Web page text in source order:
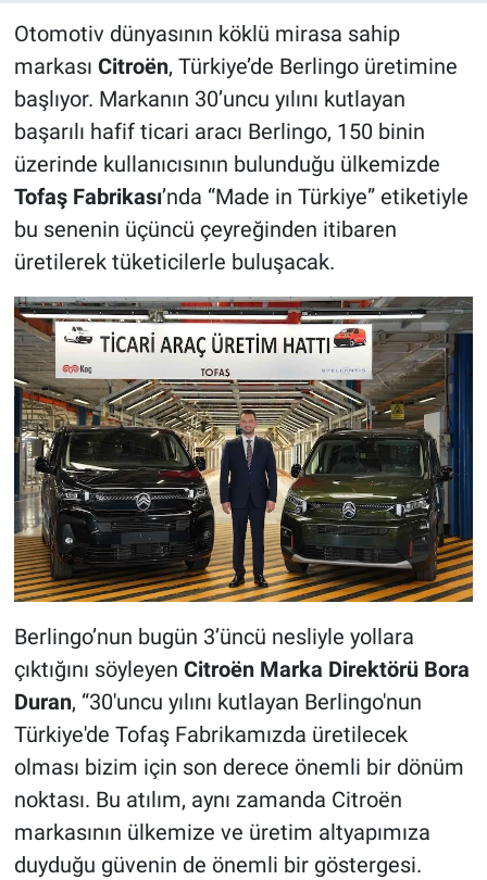
Otomotiv dünyasının köklü mirasa sahip
markası Citroën, Türkiye’de Berlingo üretimine
başlıyor. Markanın 30’uncu yılını kutlayan
başarılı hafif ticari aracı Berlingo, 150 binin
üzerinde kullanıcısının bulunduğu ülkemizde
Tofaş Fabrikası’nda “Made in Türkiye” etiketiyle
bu senenin üçüncü çeyreğinden itibaren
üretilerek tüketicilerle buluşacak.
Berlingo’nun bugün 3’üncü nesliyle yollara
çıktığını söyleyen Citroën Marka Direktörü Bora
Duran, “30'uncu yılını kutlayan Berlingo'nun
Türkiye'de Tofaş Fabrikamızda üretilecek
olması bizim için son derece önemli bir dönüm
noktası. Bu atılım, aynı zamanda Citroën
markasının ülkemize ve üretim altyapımıza
duyduğu güvenin de önemli bir göstergesi.